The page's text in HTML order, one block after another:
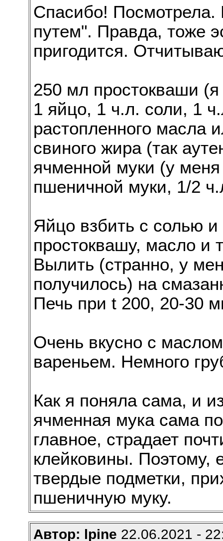
Спасибо!
путем". Правда, тоже
пригодится.
250 мл простокваши
1 яйцо, 1 ч.л. соли, 1
растопленного масла
свиного жира (так
ячменной муки (у
пшеничной муки, 1/2
Яйцо взбить с солью
простоквашу, масло и
Вылить (странно, у
получилось) на
Печь при t 200, 20-30
Очень вкусно с
вареньем. Немного
Как я поняла сама, и
ячменная мука сама
главное, страдает
клейковины. Поэтому,
твердые подметки,
пшеничную муку.
Автор: lpine 22.06.2021 -